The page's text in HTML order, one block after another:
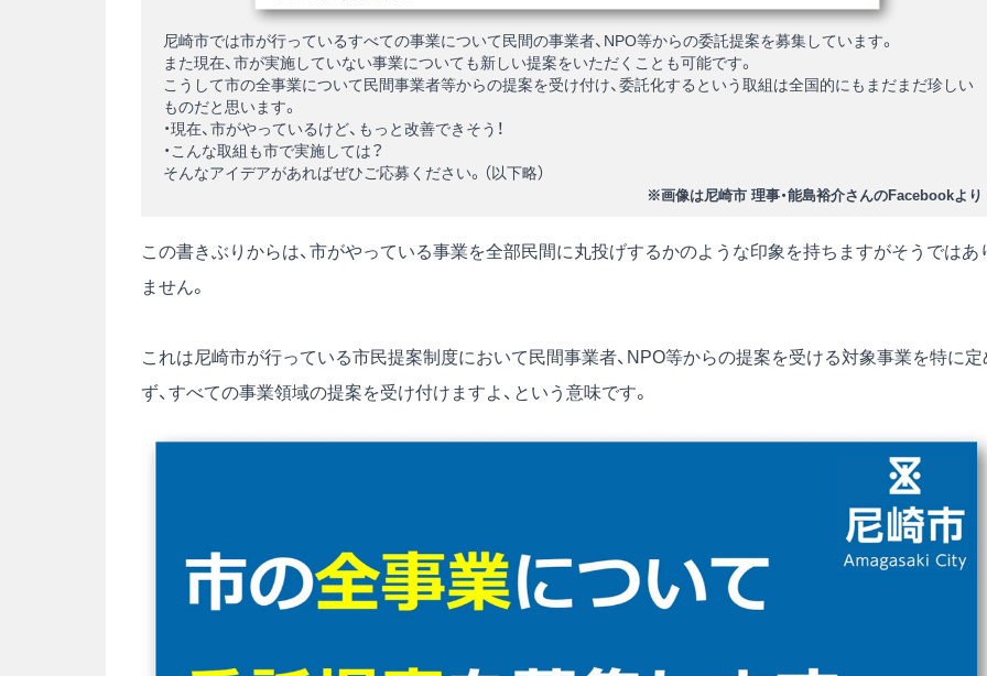
尼崎市では市が行っているすべての事業について民間の事業者、NPO等からの委託提案を募集しています。
また現在、市が実施していない事業についても新しい提案をいただくことも可能です。
こうして市の全事業について民間事業者等からの提案を受け付け、委託化するという取組は全国的にもまだまだ珍しい
ものだと思います。
・現在、市がやっているけど、もっと改善できそう！
・こんな取組も市で実施しては？
そんなアイデアがあればぜひご応募ください。（以下略）
※画像は尼崎市 理事・能島裕介さんのFacebookより
この書きぶりからは、市がやっている事業を全部民間に丸投げするかのような印象を持ちますがそうではあ
ません。
これは尼崎市が行っている市民提案制度において民間事業者、NPO等からの提案を受ける対象事業を特に定
ず、すべての事業領域の提案を受け付けますよ、という意味です。